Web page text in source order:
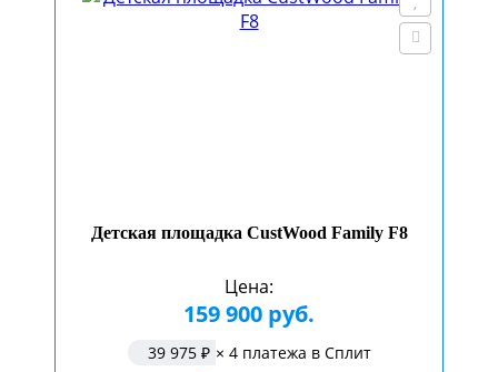
Детская площадка CustWood Family F8
Цена:
159 900 руб.
39 975 ₽ × 4 платежа в Сплит